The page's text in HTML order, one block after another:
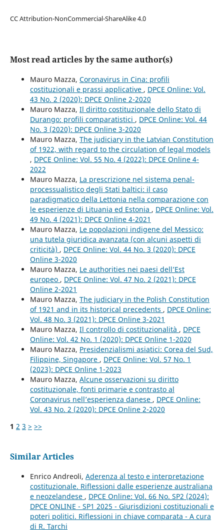
CC Attribution-NonCommercial-ShareAlike 4.0
Most read articles by the same author(s)
Mauro Mazza, Coronavirus in Cina: profili
costituzionali e prassi applicative , DPCE Online: Vol.
43 No. 2 (2020): DPCE Online 2-2020
Mauro Mazza, Il diritto costituzionale dello Stato di
Durango: profili comparatistici , DPCE Online: Vol. 44
No. 3 (2020): DPCE Online 3-2020
Mauro Mazza, The judiciary in the Latvian Constitution
of 1922, with regard to the circulation of legal models
, DPCE Online: Vol. 55 No. 4 (2022): DPCE Online 4-
2022
Mauro Mazza, La prescrizione nel sistema penal-
processualistico degli Stati baltici: il caso
paradigmatico della Lettonia nella comparazione con
le esperienze di Lituania ed Estonia , DPCE Online: Vol.
49 No. 4 (2021): DPCE Online 4-2021
Mauro Mazza, Le popolazioni indigene del Messico:
una tutela giuridica avanzata (con alcuni aspetti di
criticità) , DPCE Online: Vol. 44 No. 3 (2020): DPCE
Online 3-2020
Mauro Mazza, Le authorities nei paesi dell’Est
europeo , DPCE Online: Vol. 47 No. 2 (2021): DPCE
Online 2-2021
Mauro Mazza, The judiciary in the Polish Constitution
of 1921 and in its historical precedents , DPCE Online:
Vol. 48 No. 3 (2021): DPCE Online 3-2021
Mauro Mazza, Il controllo di costituzionalità , DPCE
Online: Vol. 42 No. 1 (2020): DPCE Online 1-2020
Mauro Mazza, Presidenzialismi asiatici: Corea del Sud,
Filippine, Singapore , DPCE Online: Vol. 57 No. 1
(2023): DPCE Online 1-2023
Mauro Mazza, Alcune osservazioni su diritto
costituzionale, fonti primarie e contrasto al
Coronavirus nell’esperienza danese , DPCE Online:
Vol. 43 No. 2 (2020): DPCE Online 2-2020
1 2 3 > >>
Similar Articles
Enrico Andreoli, Aderenza al testo e interpretazione
costituzionale. Riflessioni dalle esperienze australiana
e neozelandese , DPCE Online: Vol. 66 No. SP2 (2024):
DPCE ONLINE - SP1 2025 - Giurisdizioni costituzionali e
poteri politici. Riflessioni in chiave comparata - A cura
di R. Tarchi